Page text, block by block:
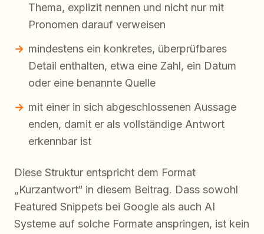
Thema, explizit nennen und nicht nur mit
Pronomen darauf verweisen
mindestens ein konkretes, überprüfbares
Detail enthalten, etwa eine Zahl, ein Datum
oder eine benannte Quelle
mit einer in sich abgeschlossenen Aussage
enden, damit er als vollständige Antwort
erkennbar ist
Diese Struktur entspricht dem Format
„Kurzantwort“ in diesem Beitrag. Dass sowohl
Featured Snippets bei Google als auch AI
Systeme auf solche Formate anspringen, ist kein